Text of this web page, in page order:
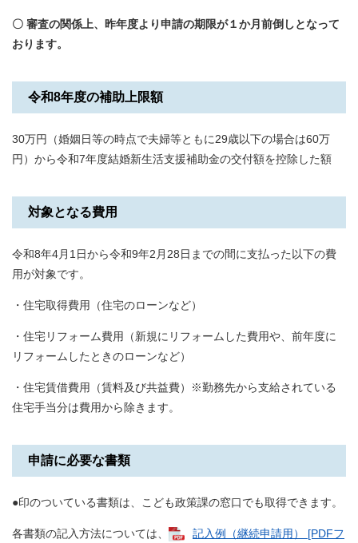
〇 審査の関係上、昨年度より申請の期限が１か月前倒しとなって
おります。
令和8年度の補助上限額
30万円（婚姻日等の時点で夫婦等ともに29歳以下の場合は60万
円）から令和7年度結婚新生活支援補助金の交付額を控除した額
対象となる費用
令和8年4月1日から令和9年2月28日までの間に支払った以下の費
用が対象です。
・住宅取得費用（住宅のローンなど）
・住宅リフォーム費用（新規にリフォームした費用や、前年度に
リフォームしたときのローンなど）
・住宅賃借費用（賃料及び共益費）※勤務先から支給されている
住宅手当分は費用から除きます。
申請に必要な書類
●印のついている書類は、こども政策課の窓口でも取得できます。
各書類の記入方法については、 記入例（継続申請用） [PDFフ